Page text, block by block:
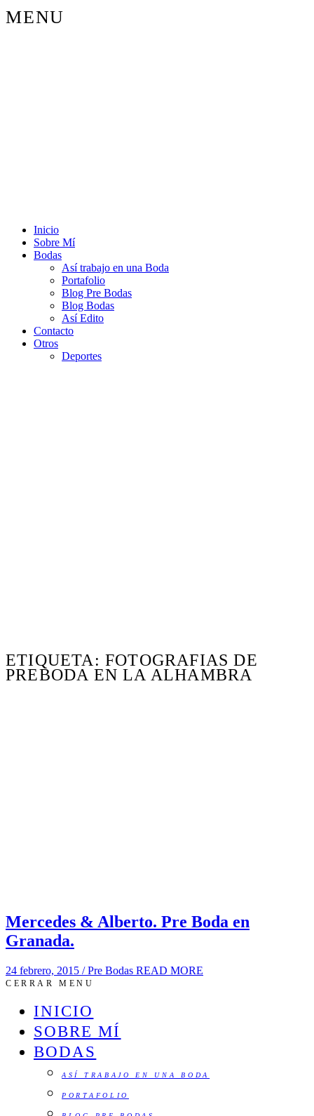
MENU
Inicio
Sobre Mí
Bodas
Así trabajo en una Boda
Portafolio
Blog Pre Bodas
Blog Bodas
Así Edito
Contacto
Otros
Deportes
ETIQUETA: FOTOGRAFIAS DE
PREBODA EN LA ALHAMBRA
Mercedes & Alberto. Pre Boda en
Granada.
24 febrero, 2015 /Pre Bodas READ MORE
CERRAR MENU
INICIO
SOBRE MÍ
BODAS
ASÍ TRABAJO EN UNA BODA
PORTAFOLIO